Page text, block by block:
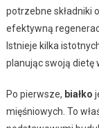
potrzebne składniki
efektywną
Istnieje kilka
planując swoją dietę
Po pierwsze, białko
mięśniowych. To